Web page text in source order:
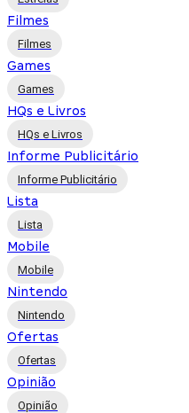
Filmes
Filmes
Games
Games
HQs e Livros
HQs e Livros
Informe Publicitário
Informe Publicitário
Lista
Lista
Mobile
Mobile
Nintendo
Nintendo
Ofertas
Ofertas
Opinião
Opinião